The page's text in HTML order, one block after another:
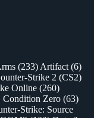
(233) Artifact (6)
Strike 2 (CS2)
Online (260)
Condition Zero (63)
Strike: Source